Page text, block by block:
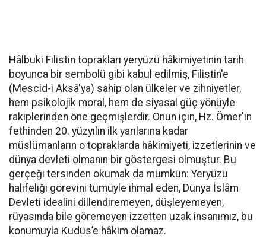
Hâlbuki Filistin toprakları yeryüzü hâkimiyetinin tarih
boyunca bir sembolü gibi kabul edilmiş, Filistin'e
(Mescid-i Aksâ'ya) sahip olan ülkeler ve zihniyetler,
hem psikolojik moral, hem de siyasal güç yönüyle
rakiplerinden öne geçmişlerdir. Onun için, Hz. Ömer'in
fethinden 20. yüzyılın ilk yarılarına kadar
müslümanların o topraklarda hâkimiyeti, izzetlerinin ve
dünya devleti olmanın bir göstergesi olmuştur. Bu
gerçeği tersinden okumak da mümkün: Yeryüzü
halifeliği görevini tümüyle ihmal eden, Dünya İslâm
Devleti idealini dillendiremeyen, düşleyemeyen,
rüyasında bile göremeyen izzetten uzak insanımız, bu
konumuyla Kudüs’e hâkim olamaz.